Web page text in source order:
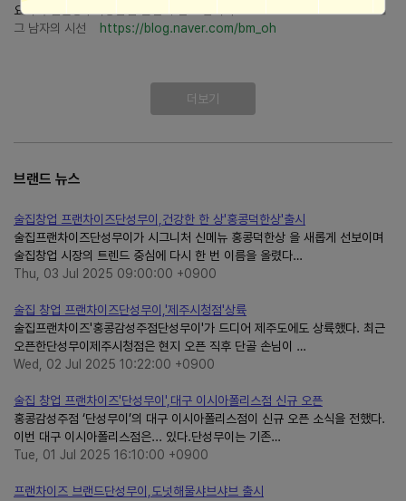
요리 주점단성무이강남점 완전 추천 드립니다
그 남자의 시선
https://blog.naver.com/bm_oh
더보기
브랜드 뉴스
술집창업 프랜차이즈단성무이,건강한 한 상'홍콩덕한상'출시
술집프랜차이즈단성무이가 시그니처 신메뉴 홍콩덕한상 을 새롭게 선보이며
술집창업 시장의 트렌드 중심에 다시 한 번 이름을 올렸다…
Thu, 03 Jul 2025 09:00:00 +0900
술집 창업 프랜차이즈단성무이,'제주시청점'상륙
술집프랜차이즈'홍콩감성주점단성무이'가 드디어 제주도에도 상륙했다. 최근
오픈한단성무이제주시청점은 현지 오픈 직후 단골 손님이 …
Wed, 02 Jul 2025 10:22:00 +0900
술집 창업 프랜차이즈'단성무이',대구 이시아폴리스점 신규 오픈
홍콩감성주점 ‘단성무이’의 대구 이시아폴리스점이 신규 오픈 소식을 전했다.
이번 대구 이시아폴리스점은... 있다.단성무이는 기존…
Tue, 01 Jul 2025 16:10:00 +0900
프랜차이즈 브랜드단성무이,도넛해물샤브샤브 출시